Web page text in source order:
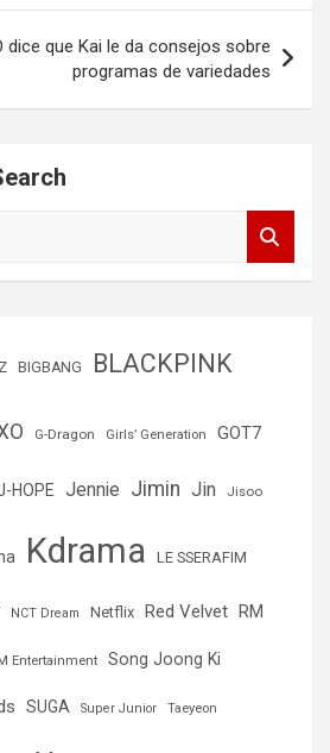
dice que Kai le da consejos sobre
programas de variedades
BIGBANG BLACKPINK
G-Dragon Girls’ Generation GOT7
HOPE Jennie Jimin Jin Jisoo
Kdrama LE SSERAFIM
NCT Dream Netflix Red Velvet RM
Entertainment Song Joong Ki
SUGA Super Junior Taeyeon